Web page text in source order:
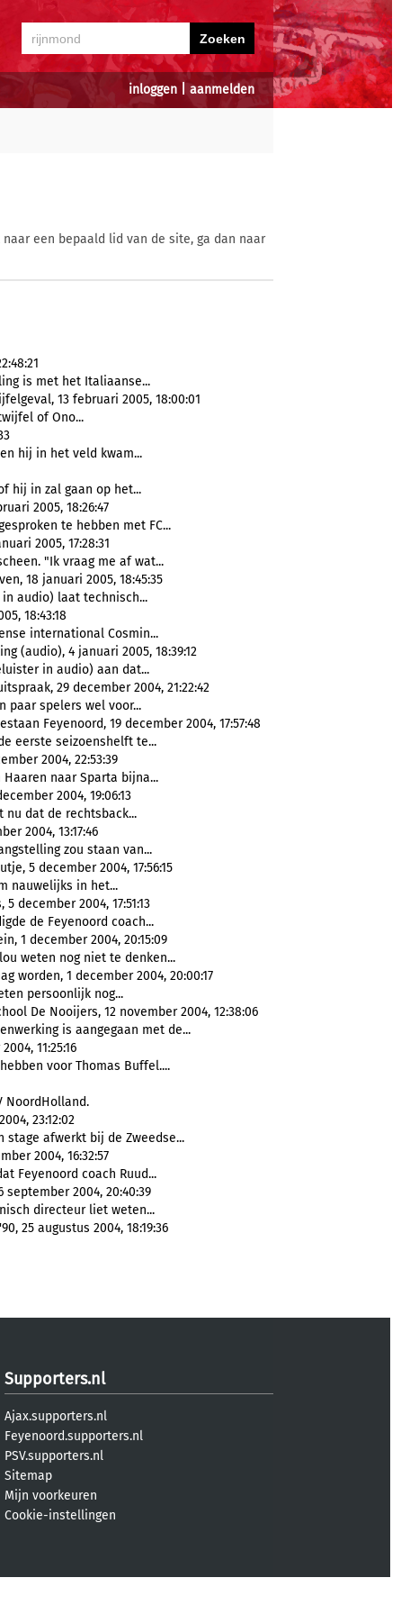
inloggen aanmelden
een bepaald lid van de site, ga dan naar
is met het Italiaanse...
13 februari 2005, 18:00:01
of Ono...
hij in het veld kwam...
hij in zal gaan op het...
2005, 18:26:47
te hebben met FC...
2005, 17:28:31
"Ik vraag me af wat...
18 januari 2005, 18:45:35
audio) laat technisch...
18:43:18
international Cosmin...
(audio), 4 januari 2005, 18:39:12
in audio) aan dat...
29 december 2004, 21:22:42
paar spelers wel voor...
Feyenoord, 19 december 2004, 17:57:48
eerste seizoenshelft te...
2004, 22:53:39
naar Sparta bijna...
2004, 19:06:13
nu dat de rechtsback...
2004, 13:17:46
zou staan van...
5 december 2004, 17:56:15
nauwelijks in het...
december 2004, 17:51:13
de Feyenoord coach...
1 december 2004, 20:15:09
weten nog niet te denken...
worden, 1 december 2004, 20:00:17
persoonlijk nog...
De Nooijers, 12 november 2004, 12:38:06
is aangegaan met de...
11:25:16
voor Thomas Buffel....
NoordHolland.
23:12:02
afwerkt bij de Zweedse...
2004, 16:32:57
Feyenoord coach Ruud...
2004, 20:40:39
directeur liet weten...
25 augustus 2004, 18:19:36
Supporters.nl
Ajax.supporters.nl
Feyenoord.supporters.nl
PSV.supporters.nl
Sitemap
Mijn voorkeuren
Cookie-instellingen